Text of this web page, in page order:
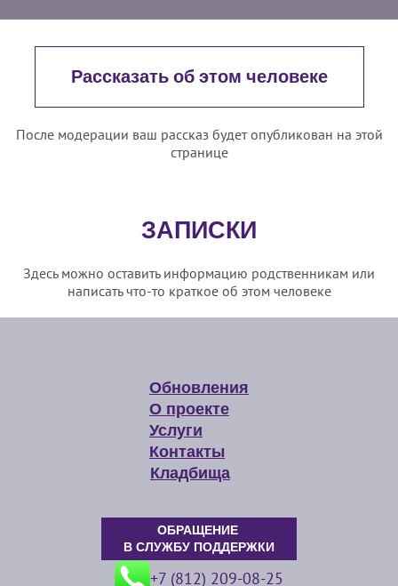
Рассказать об этом человеке
После модерации ваш рассказ будет опубликован на этой
странице
ЗАПИСКИ
Здесь можно оставить информацию родственникам или
написать что-то краткое об этом человеке
Обновления
О проекте
Услуги
Контакты
Кладбища
ОБРАЩЕНИЕ
В СЛУЖБУ ПОДДЕРЖКИ
+7 (812) 209-08-25